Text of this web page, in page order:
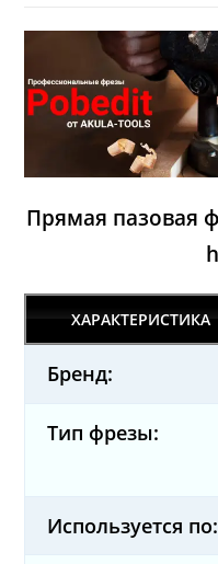
Прямая пазовая
ХАРАКТЕРИСТИКА
Бренд:
Тип фрезы:
Используется по: